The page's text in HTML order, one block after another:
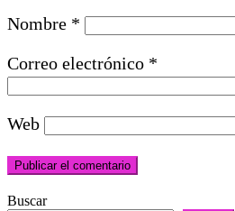
Nombre *
Correo electrónico *
Web
Buscar